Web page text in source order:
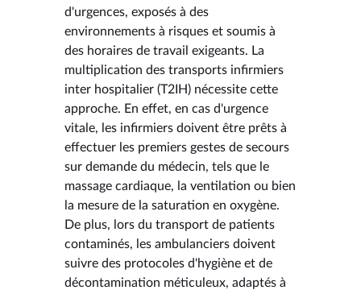
d'urgences, exposés à des
environnements à risques et soumis à
des horaires de travail exigeants. La
multiplication des transports infirmiers
inter hospitalier (T2IH) nécessite cette
approche. En effet, en cas d'urgence
vitale, les infirmiers doivent être prêts à
effectuer les premiers gestes de secours
sur demande du médecin, tels que le
massage cardiaque, la ventilation ou bien
la mesure de la saturation en oxygène.
De plus, lors du transport de patients
contaminés, les ambulanciers doivent
suivre des protocoles d'hygiène et de
décontamination méticuleux, adaptés à